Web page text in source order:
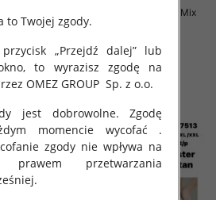
Mix
Szorty damskie Roz S-XL, Mix
Kolor Paczka 12 szt
20.00 zł
szczegóły
to Twojej zgody.
„Przejdź dalej” lub
to wyrazisz zgodę na
OMEZ GROUP Sp. z o.o.
jest dobrowolne. Zgodę
momencie wycofać .
zgody nie wpływa na
przetwarzania